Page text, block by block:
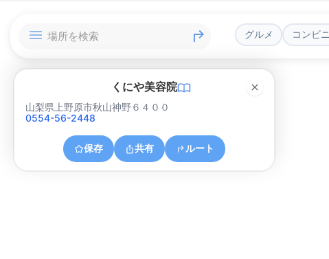
グルメ コンビニ
くにや美容院
山梨県上野原市秋山神野６４００
0554-56-2448
保存 共有 ルート